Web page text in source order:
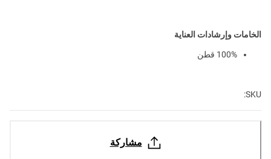
الخامات وإرشادات العناية
100% قطن
SKU:
مشاركة